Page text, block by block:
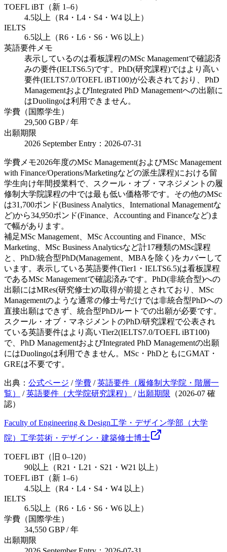
TOEFL iBT（新 1–6）
4.5以上（R4・L4・S4・W4 以上）
IELTS
6.5以上（R6・L6・S6・W6 以上）
英語要件メモ
表示しているのは看板課程のMSc Managementで確認済
みの要件(IELTS6.5)です。PhD(研究課程)ではより高い
要件(IELTS7.0/TOEFL iBT100)が公表されており、PhD
ManagementおよびIntegrated PhD Managementへの出願に
はDuolingoは利用できません。
学費（国際学生）
29,500 GBP / 年
出願期限
2026 September Entry：2026-07-31
学費メモ2026年度のMSc Management(およびMSc Management
with Finance/Operations/Marketingなどの派生課程)における留
学生向け年間授業料で、スクール・オブ・マネジメントの履
修制大学院課程の中では最も低い価格帯です。その他のMSc
は31,700ポンド(Business Analytics、International Managementな
ど)から34,950ポンド(Finance、Accounting and Financeなど)ま
で幅があります。
補足MSc Management、MSc Accounting and Finance、MSc
Marketing、MSc Business Analyticsなど計17種類のMSc課程
と、PhD/統合型PhD(Management、MBAを除く)をカバーして
います。表示している英語要件(Tier1・IELTS6.5)は看板課程
であるMSc Managementで確認済みです。PhD(非統合型)への
出願にはMRes(研究修士)の取得が前提とされており、MSc
Managementのような通常の修士号だけでは非統合型PhDへの
直接出願はできず、統合型PhDルートでの出願が必要です。
スクール・オブ・マネジメントのPhD/研究課程で公表され
ている英語要件はより高いTier2(IELTS7.0/TOEFL iBT100)
で、PhD ManagementおよびIntegrated PhD Managementの出願
にはDuolingoは利用できません。MSc・PhDともにGMAT・
GREは不要です。
出典： 公式ページ /学費 /英語要件（履修制大学院・階層一
覧）
/英語要件（大学院研究課程） / 出願期限 （2026-07 確
認）
Faculty of Engineering & Design工学・デザイン学部（大学
院） 工学芸術・デザイン・建築修士博士
TOEFL iBT（旧 0–120）
90以上（R21・L21・S21・W21 以上）
TOEFL iBT（新 1–6）
4.5以上（R4・L4・S4・W4 以上）
IELTS
6.5以上（R6・L6・S6・W6 以上）
学費（国際学生）
34,550 GBP / 年
出願期限